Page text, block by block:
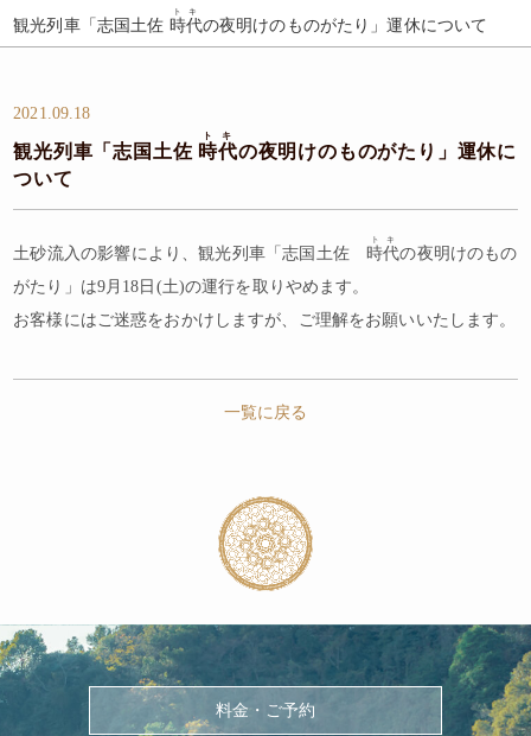
観光列車「志国土佐 時代
トキ
の夜明けのものがたり」運休について
2021.09.18
観光列車「志国土佐 時代
トキ
の夜明けのものがたり」運休に
ついて
土砂流入の影響により、観光列車「志国土佐 時代
トキ
の夜明けのもの
がたり」は9月18日(土)の運行を取りやめます。
お客様にはご迷惑をおかけしますが、ご理解をお願いいたします。
一覧に戻る
料金・ご予約